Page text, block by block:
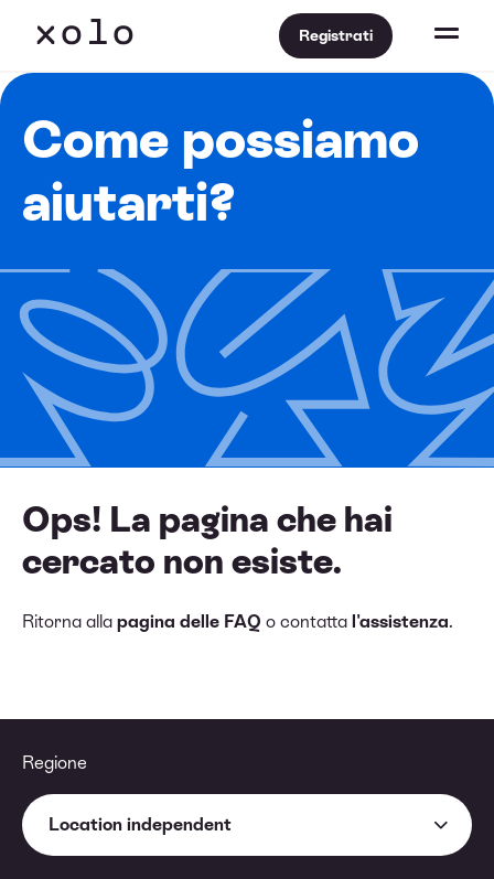
Registrati
Come possiamo
aiutarti?
Ops! La pagina che hai
cercato non esiste.
Ritorna alla pagina delle FAQ o contatta l'assistenza.
Regione
Location independent